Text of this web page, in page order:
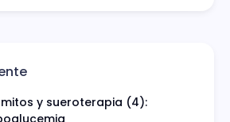
y sueroterapia (4):